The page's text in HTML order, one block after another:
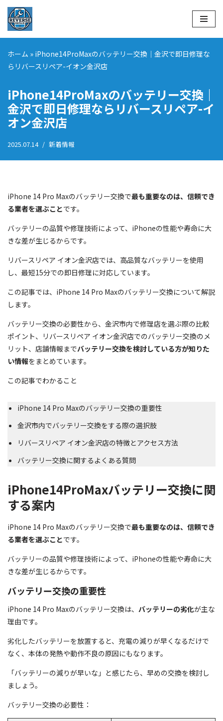
コ
ン
テ
ン
へ
ス
キ
ッ
ホーム » iPhone14ProMaxのバッテリー交換｜金沢で即日修理な
らリバースリペア-イオン金沢店
iPhone14ProMaxのバッテリー交換｜
金沢で即日修理ならリバースリペア-イ
オン金沢店
2025.07.14 新着情報
iPhone 14 Pro Maxのバッテリー交換で最も重要なのは、信頼でき
る業者を選ぶことです。
バッテリーの品質や修理技術によって、iPhoneの性能や寿命に大
きな差が生じるからです。
リバースリペア イオン金沢店では、高品質なバッテリーを使用
し、最短15分での即日修理に対応しています。
この記事では、iPhone 14 Pro Maxのバッテリー交換について解説
します。
バッテリー交換の必要性から、金沢市内で修理店を選ぶ際の比較
ポイント、リバースリペア イオン金沢店でのバッテリー交換のメ
リット、店舗情報までバッテリー交換を検討している方が知りた
い情報をまとめています。
この記事でわかること
iPhone 14 Pro Maxのバッテリー交換の重要性
金沢市内でバッテリー交換をする際の選択肢
リバースリペア イオン金沢店の特徴とアクセス方法
バッテリー交換に関するよくある質問
iPhone14ProMaxバッテリー交換に関
する案内
iPhone 14 Pro Maxのバッテリー交換で最も重要なのは、信頼でき
る業者を選ぶことです。
バッテリーの品質や修理技術によって、iPhoneの性能や寿命に大
きな差が生じるからです。
バッテリー交換の重要性
iPhone 14 Pro Maxのバッテリー交換は、 バッテリーの劣化が主な
理由です。
劣化したバッテリーを放置すると、充電の減りが早くなるだけで
なく、本体の発熱や動作不良の原因にもなります。
「バッテリーの減りが早いな」と感じたら、早めの交換を検討し
ましょう。
バッテリー交換の必要性：